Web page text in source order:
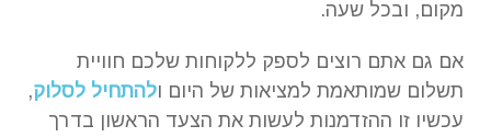
מקום, ובכל שעה.
אם גם אתם רוצים לספק ללקוחות שלכם חוויית
תשלום שמותאמת למציאות של היום ולהתחיל לסלוק,
עכשיו זו ההזדמנות לעשות את הצעד הראשון בדרך